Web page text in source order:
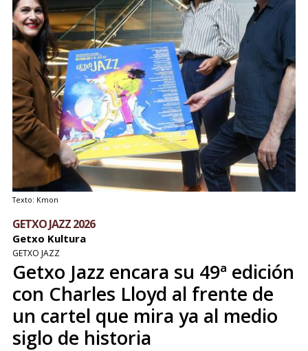
Texto: Kmon
GETXO JAZZ 2026
Getxo Kultura
GETXO JAZZ
Getxo Jazz encara su 49ª edición
con Charles Lloyd al frente de
un cartel que mira ya al medio
siglo de historia